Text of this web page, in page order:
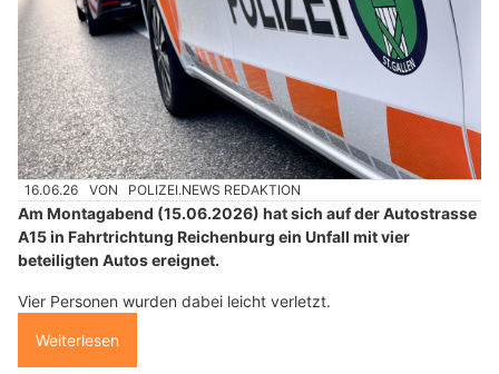
16.06.26 VON POLIZEI.NEWS REDAKTION
Am Montagabend (15.06.2026) hat sich auf der Autostrasse
A15 in Fahrtrichtung Reichenburg ein Unfall mit vier
beteiligten Autos ereignet.
Vier Personen wurden dabei leicht verletzt.
Weiterlesen